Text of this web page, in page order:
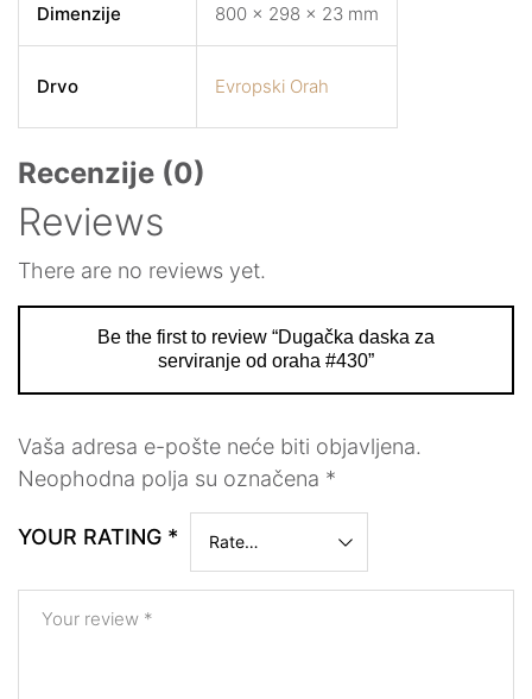
Dimenzije 800 × 298 × 23 mm
Drvo Evropski Orah
Recenzije (0)
Reviews
There are no reviews yet.
Be the first to review “Dugačka daska za
serviranje od oraha #430”
Vaša adresa e-pošte neće biti objavljena.
Neophodna polja su označena *
YOUR RATING *
Your review *